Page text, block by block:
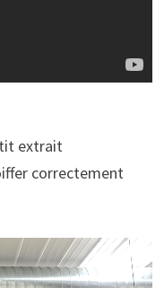
extrait
correctement